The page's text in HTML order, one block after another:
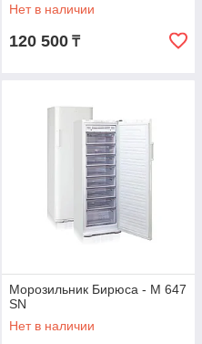
Нет в наличии
120 500 ₸
Морозильник Бирюса - M 647
SN
Нет в наличии